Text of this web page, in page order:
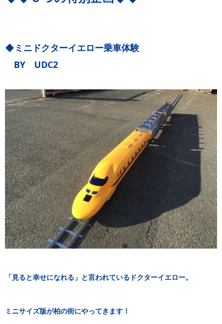
◆ミニドクターイエロー乗車体験
BY UDC2
「見ると幸せになれる」と言われているドクターイエロー。
ミニサイズ版が柏の街にやってきます！